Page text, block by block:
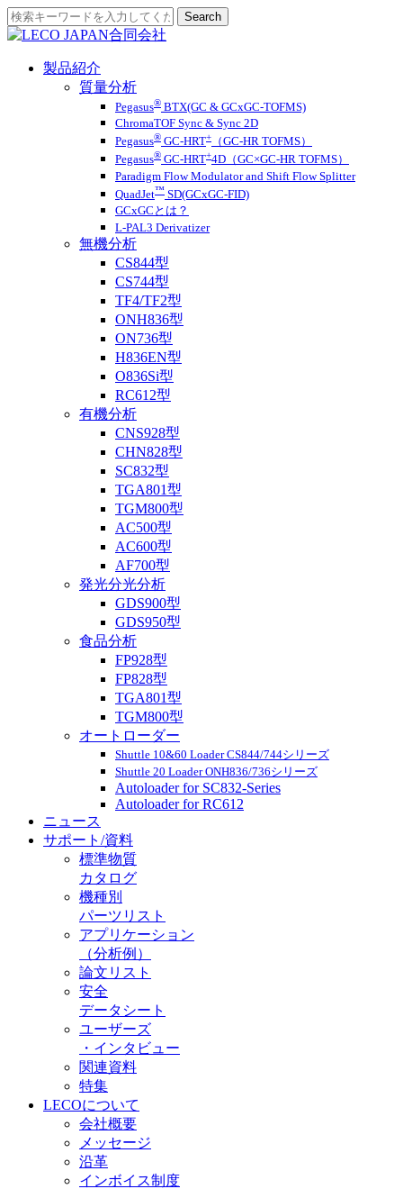
製品紹介
質量分析
Pegasus® BTX(GC & GCxGC-TOFMS)
ChromaTOF Sync & Sync 2D
Pegasus® GC-HRT+
（GC-HR TOFMS）
Pegasus® GC-HRT+4D（GC×GC-HR TOFMS）
Paradigm Flow Modulator and Shift Flow Splitter
QuadJet™ SD(GCxGC-FID)
GCxGCとは？
L-PAL3 Derivatizer
無機分析
CS844型
CS744型
TF4/TF2型
ONH836型
ON736型
H836EN型
O836Si型
RC612型
有機分析
CNS928型
CHN828型
SC832型
TGA801型
TGM800型
AC500型
AC600型
AF700型
発光分光分析
GDS900型
GDS950型
食品分析
FP928型
FP828型
TGA801型
TGM800型
オートローダー
Shuttle 10&60 Loader CS844/744シリーズ
Shuttle 20 Loader ONH836/736シリーズ
Autoloader for SC832-Series
Autoloader for RC612
ニュース
サポート/資料
標準物質
カタログ
機種別
パーツリスト
アプリケーション
（分析例）
論文リスト
安全
データシート
ユーザーズ
・インタビュー
関連資料
特集
LECOについて
会社概要
メッセージ
沿革
インボイス制度